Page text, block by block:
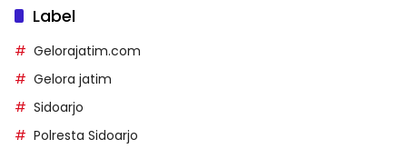
Label
Gelorajatim.com
Gelora jatim
Sidoarjo
Polresta Sidoarjo